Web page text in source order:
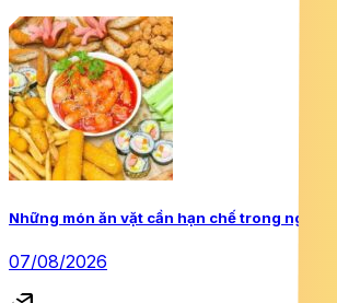
Những món ăn vặt cần hạn chế trong ngày hè
07/08/2026